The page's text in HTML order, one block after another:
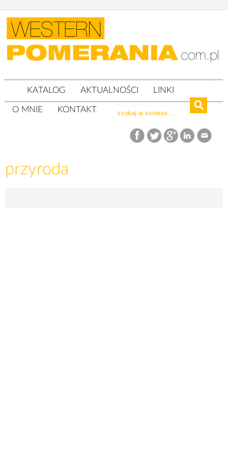
KATALOG AKTUALNOŚCI LINKI
O MNIE KONTAKT
przyroda